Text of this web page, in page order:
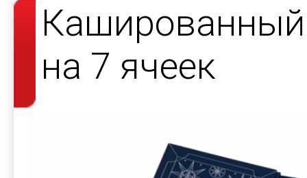
Кашированный
на 7 ячеек